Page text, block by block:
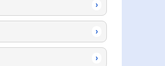
›
›
›